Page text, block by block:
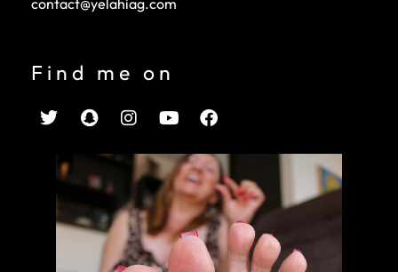
contact@yelahiag.com
Find me on